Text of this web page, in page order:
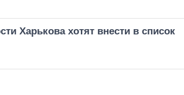
Харькова хотят внести в список